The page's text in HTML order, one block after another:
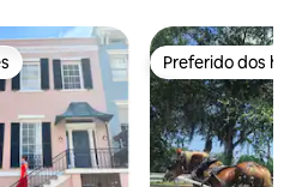
dos hóspedes Preferido dos
Preferido dos